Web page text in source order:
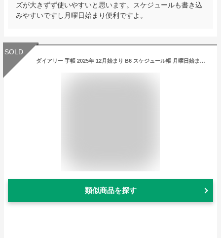
ズが大きずず使いやすいと思います。スケジュールも書き込
みやすいですし月曜日始まり便利ですよ。
SOLD
ダイアリー 手帳 2025年 12月始まり B6 スケジュール帳 月曜日始まり ノフェスダイアリー 週間 月間 ウィークリー マンスリー 1ヶ月 レディース シンプル おしゃれ 大人 かわいい 花柄 仕事用 レイメイ藤井 デイリー ベージュ ピンク ブルー フラワー ホック ベルト付 安心
類似商品を探す